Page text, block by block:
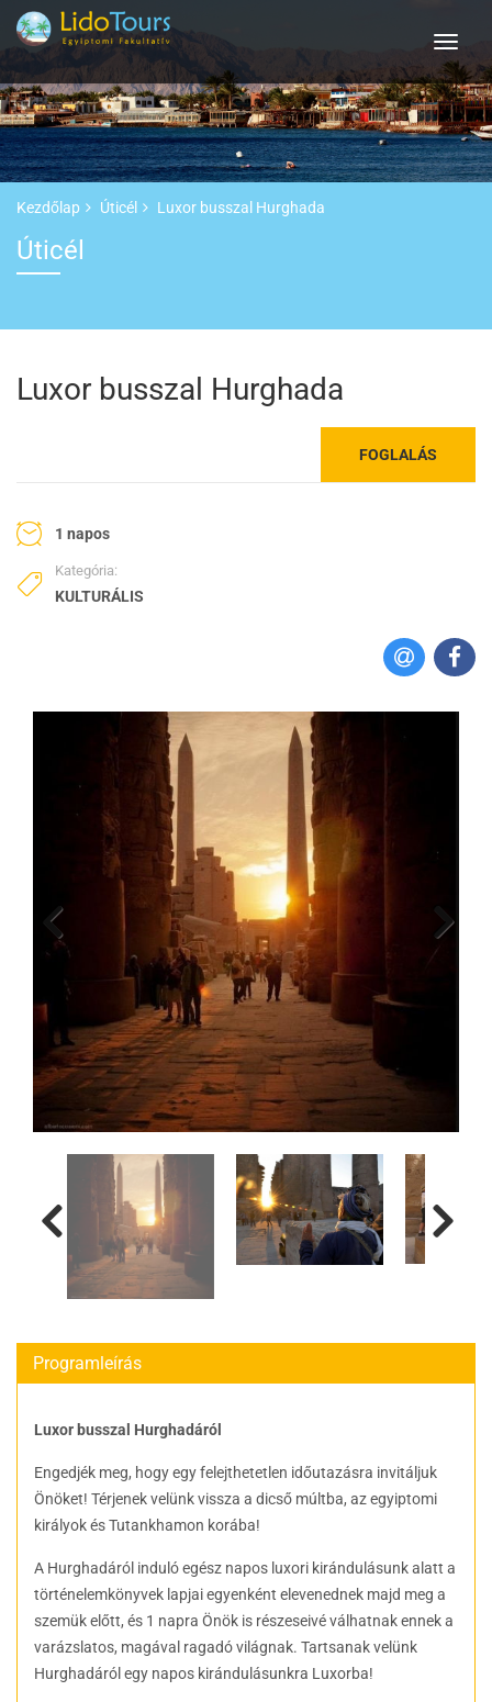
Kezdőlap Úticél Luxor busszal Hurghada
Úticél
Luxor busszal Hurghada
FOGLALÁS
1 napos
Kategória:
KULTURÁLIS
Next
Programleírás
Luxor busszal Hurghadáról
Engedjék meg, hogy egy felejthetetlen időutazásra invitáljuk
Önöket! Térjenek velünk vissza a dicső múltba, az egyiptomi
királyok és Tutankhamon korába!
A Hurghadáról induló egész napos luxori kirándulásunk alatt a
történelemkönyvek lapjai egyenként elevenednek majd meg a
szemük előtt, és 1 napra Önök is részeseivé válhatnak ennek a
varázslatos, magával ragadó világnak. Tartsanak velünk
Hurghadáról egy napos kirándulásunkra Luxorba!